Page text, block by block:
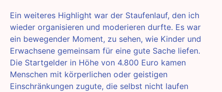
Ein weiteres Highlight war der Staufenlauf, den ich
wieder organisieren und moderieren durfte. Es war
ein bewegender Moment, zu sehen, wie Kinder und
Erwachsene gemeinsam für eine gute Sache liefen.
Die Startgelder in Höhe von 4.800 Euro kamen
Menschen mit körperlichen oder geistigen
Einschränkungen zugute, die selbst nicht laufen